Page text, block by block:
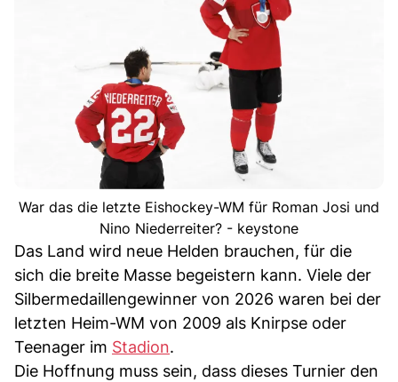
War das die letzte Eishockey-WM für Roman Josi und
Nino Niederreiter? - keystone
Das Land wird neue Helden brauchen, für die
sich die breite Masse begeistern kann. Viele der
Silbermedaillengewinner von 2026 waren bei der
letzten Heim-WM von 2009 als Knirpse oder
Teenager im Stadion.
Die Hoffnung muss sein, dass dieses Turnier den